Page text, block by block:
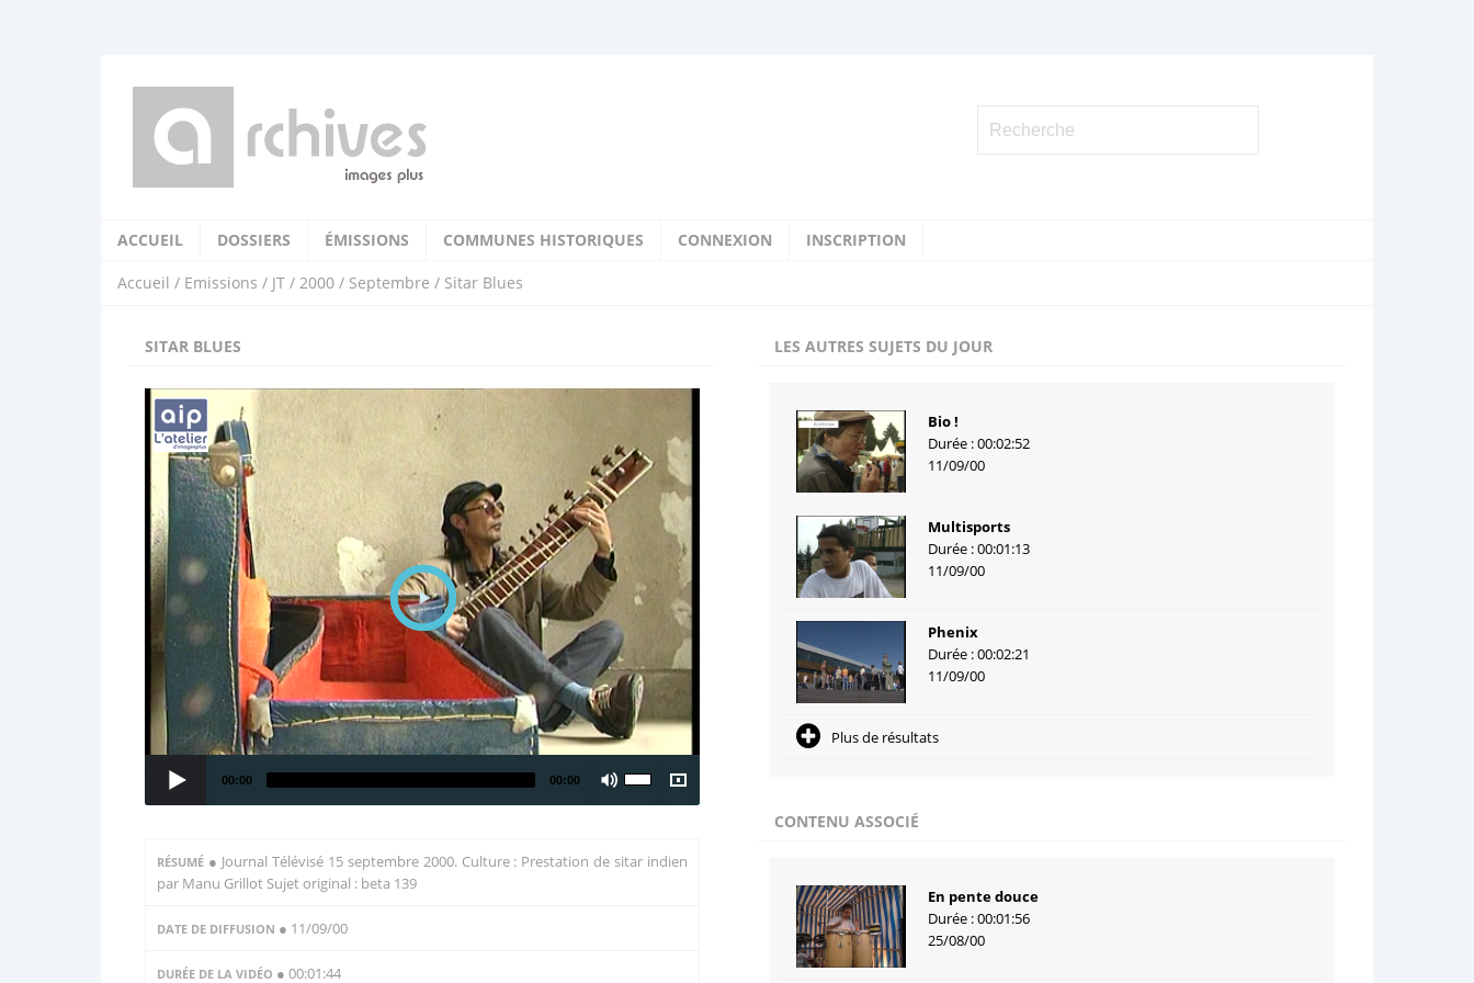
ACCUEIL DOSSIERS ÉMISSIONS COMMUNES HISTORIQUES CONNEXION INSCRIPTION
Accueil / Emissions / JT / 2000 / Septembre / Sitar Blues
SITAR BLUES
00:00 00:00
RÉSUMÉ ● Journal Télévisé 15 septembre 2000. Culture : Prestation de sitar indien
par Manu Grillot Sujet original : beta 139
DATE DE DIFFUSION ● 11/09/00
DURÉE DE LA VIDÉO ● 00:01:44
LES AUTRES SUJETS DU JOUR
Bio !
Durée : 00:02:52
11/09/00
Multisports
Durée : 00:01:13
11/09/00
Phenix
Durée : 00:02:21
11/09/00
Plus de résultats
CONTENU ASSOCIÉ
En pente douce
Durée : 00:01:56
25/08/00